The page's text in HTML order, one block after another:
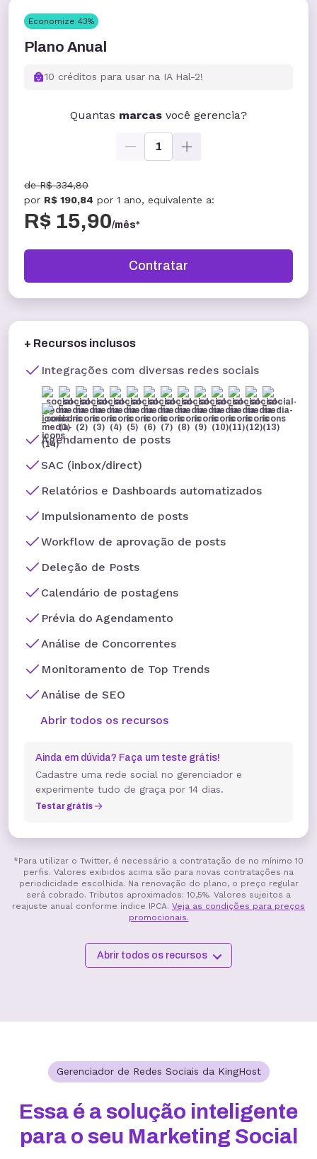
Economize 43%
Plano Anual
10 créditos para usar na IA Hal-2!
Quantas marcas você gerencia?
1
deR$ 334,80
por R$ 190,84 por 1 ano, equivalente a:
R$ 15,90/mês*
Contratar
+ Recursos inclusos
Integrações com diversas redes sociais
Agendamento de posts
SAC (inbox/direct)
Relatórios e Dashboards automatizados
Impulsionamento de posts
Workflow de aprovação de posts
Deleção de Posts
Calendário de postagens
Prévia do Agendamento
Análise de Concorrentes
Monitoramento de Top Trends
Análise de SEO
Abrir todos os recursos
Ainda em dúvida? Faça um teste grátis!
Cadastre uma rede social no gerenciador e
experimente tudo de graça por 14 dias.
Testar grátis
*Para utilizar o Twitter, é necessário a contratação de no mínimo 10
perfis. Valores exibidos acima são para novas contratações na
periodicidade escolhida. Na renovação do plano, o preço regular
será cobrado. Tributos aproximados: 10,5%. Valores sujeitos a
reajuste anual conforme índice IPCA. Veja as condições para preços
promocionais.
Abrir todos os recursos
Gerenciador de Redes Sociais da KingHost
Essa é a solução inteligente
para o seu Marketing Social